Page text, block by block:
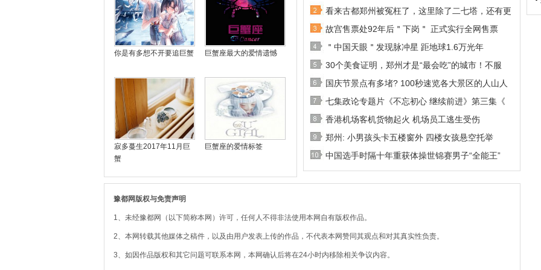
你是有多想不开要追巨蟹 巨蟹座最大的爱情遗憾
寂多蔓生2017年11月巨
蟹
巨蟹座的爱情标签
看来古都郑州被冤枉了，这里除了二七塔，还有更
故宫售票处92年后＂下岗＂ 正式实行全网售票
＂中国天眼＂发现脉冲星 距地球1.6万光年
30个美食证明，郑州才是“最会吃”的城市！不服
国庆节景点有多堵? 100秒速览各大景区的人山人
七集政论专题片《不忘初心 继续前进》第三集《
香港机场客机货物起火 机场员工逃生受伤
郑州: 小男孩头卡五楼窗外 四楼女孩悬空托举
中国选手时隔十年重获体操世锦赛男子“全能王”
豫都网版权与免责声明
1、未经豫都网（以下简称本网）许可，任何人不得非法使用本网自有版权作品。
2、本网转载其他媒体之稿件，以及由用户发表上传的作品，不代表本网赞同其观点和对其真实性负责。
3、如因作品版权和其它问题可联系本网，本网确认后将在24小时内移除相关争议内容。